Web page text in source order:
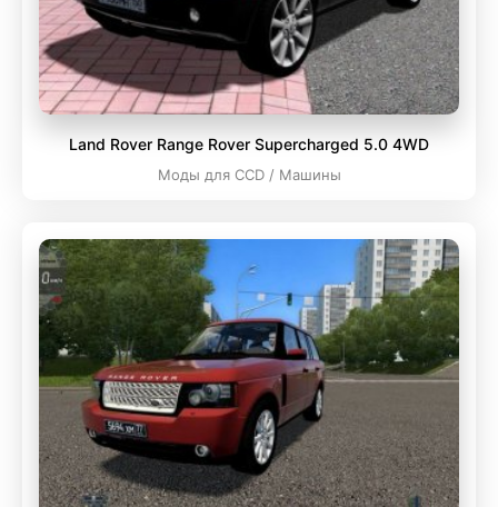
Land Rover Range Rover Supercharged 5.0 4WD
Моды для CCD / Машины